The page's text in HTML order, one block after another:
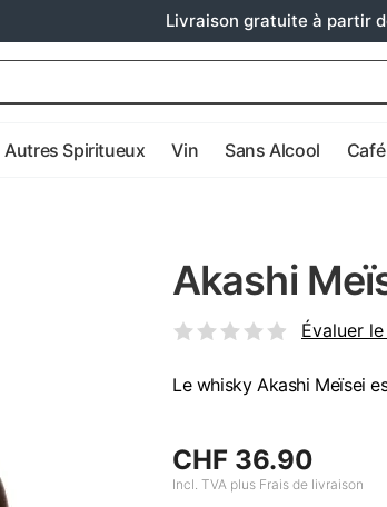
Livraison gratuite à partir
Autres Spiritueux Vin Sans Alcool Café
Akashi
Évaluer
Le whisky Akashi Meïsei
CHF 36.90
Incl. TVA plus Frais de livraison